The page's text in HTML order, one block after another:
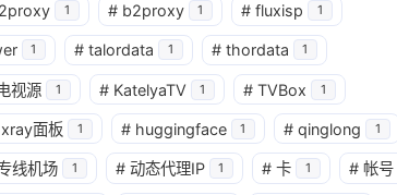
兴趣点
1 # b2proxy 1 # fluxisp 1
1 # talordata 1 # thordata 1
视源 1 # KatelyaTV 1 # TVBox 1
xray面板 1 # huggingface 1 # qinglong 1
线机场 1 # 动态代理IP 1 # 卡 1 # 帐号